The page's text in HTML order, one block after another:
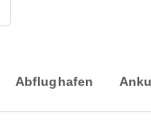
Abflughafen